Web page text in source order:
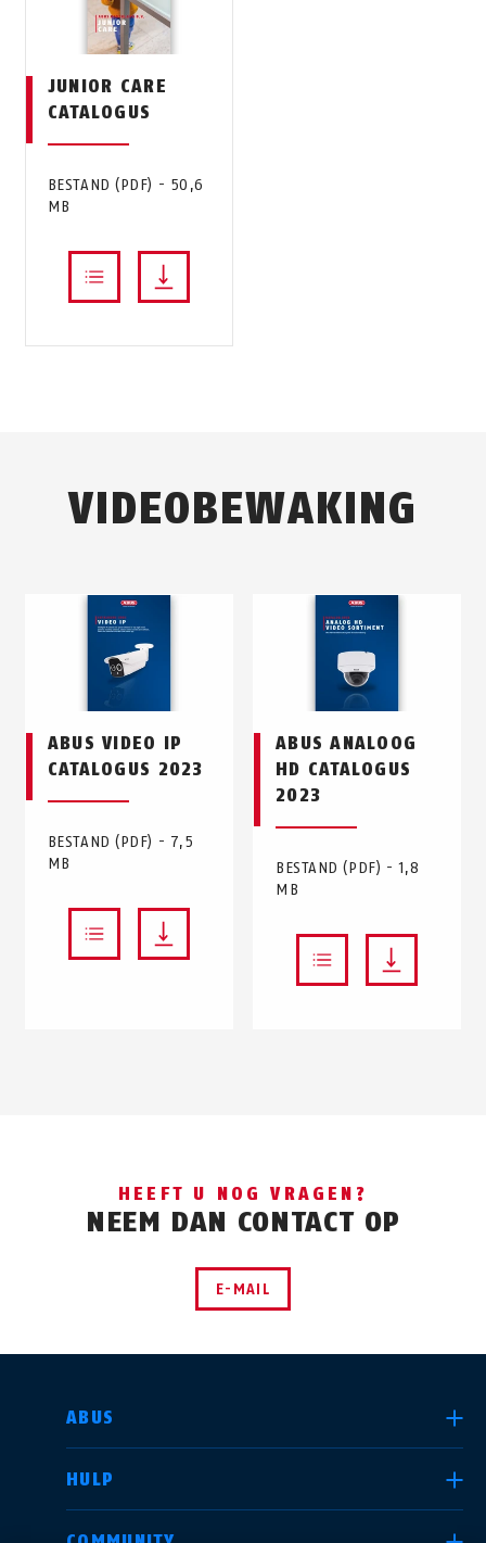
JUNIOR CARE
CATALOGUS
BESTAND (PDF) - 50,6
MB
VIDEOBEWAKING
ABUS VIDEO IP
CATALOGUS 2023
BESTAND (PDF) - 7,5
MB
ABUS ANALOOG
HD CATALOGUS
2023
BESTAND (PDF) - 1,8
MB
HEEFT U NOG VRAGEN?
NEEM DAN CONTACT OP
E-MAIL
ABUS
HULP
LAND SELECTEREN
Deutschland